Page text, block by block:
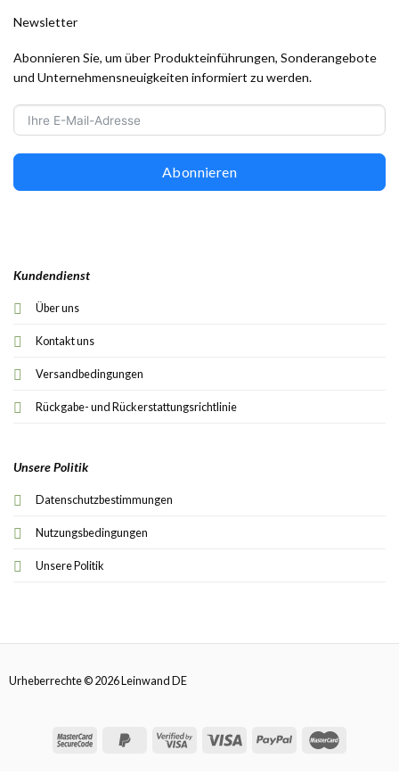
Kundendienst
Über uns
Kontakt uns
Versandbedingungen
Rückgabe- und Rückerstattungsrichtlinie
Unsere Politik
Datenschutzbestimmungen
Nutzungsbedingungen
Unsere Politik
Newsletter
Abonnieren Sie, um über Produkteinführungen, Sonderangebote
und Unternehmensneuigkeiten informiert zu werden.
Abonnieren
Urheberrechte © 2026 Leinwand DE